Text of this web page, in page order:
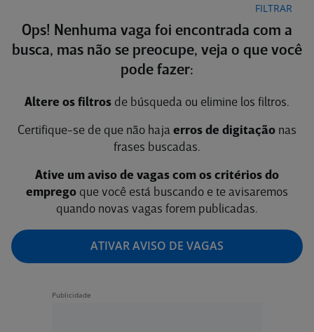
FILTRAR
Ops! Nenhuma vaga foi encontrada com a
busca, mas não se preocupe, veja o que você
pode fazer:
Altere os filtros de búsqueda ou elimine los filtros.
Certifique-se de que não haja erros de digitação nas
frases buscadas.
Ative um aviso de vagas com os critérios do
emprego que você está buscando e te avisaremos
quando novas vagas forem publicadas.
ATIVAR AVISO DE VAGAS